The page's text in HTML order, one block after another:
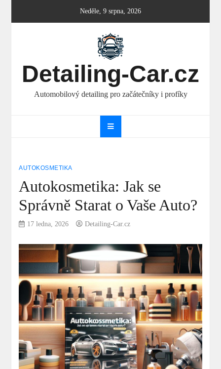
Neděle, 9 srpna, 2026
Detailing-Car.cz
Automobilový detailing pro začátečníky i profíky
AUTOKOSMETIKA
Autokosmetika: Jak se
Správně Starat o Vaše Auto?
17 ledna, 2026 Detailing-Car.cz